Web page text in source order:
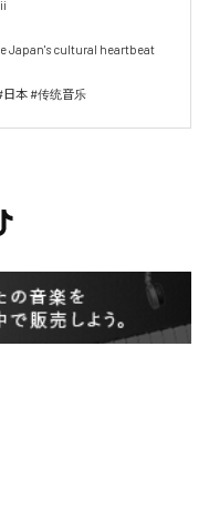
Japan's cultural heartbeat
本 #传统音乐